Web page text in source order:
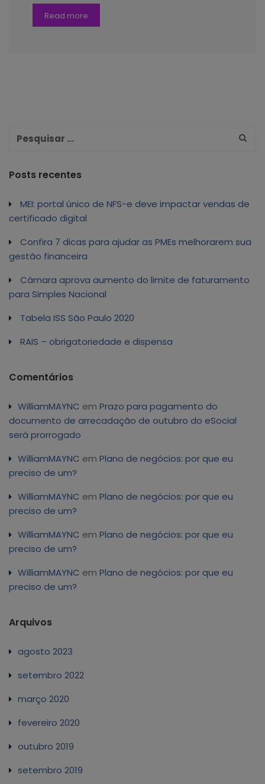
Read more
Posts recentes
MEI: portal único de NFS-e deve impactar vendas de
certificado digital
Confira 7 dicas para ajudar as PMEs melhorarem sua
gestão financeira
Câmara aprova aumento do limite de faturamento
para Simples Nacional
Tabela ISS São Paulo 2020
RAIS – obrigatoriedade e dispensa
Comentários
WilliamMAYNC em Prazo para pagamento do
documento de arrecadação de outubro do eSocial
será prorrogado
WilliamMAYNC em Plano de negócios: por que eu
preciso de um?
WilliamMAYNC em Plano de negócios: por que eu
preciso de um?
WilliamMAYNC em Plano de negócios: por que eu
preciso de um?
WilliamMAYNC em Plano de negócios: por que eu
preciso de um?
Arquivos
agosto 2023
setembro 2022
março 2020
fevereiro 2020
outubro 2019
setembro 2019